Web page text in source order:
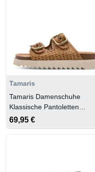
Tamaris
Tamaris Damenschuhe
Klassische Pantoletten
COGNAC
69,95 €